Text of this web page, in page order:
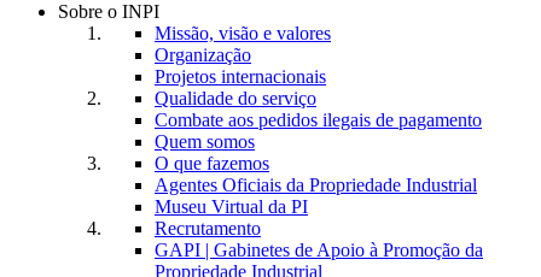
Sobre o INPI
Missão, visão e valores
Organização
Projetos internacionais
Qualidade do serviço
Combate aos pedidos ilegais de pagamento
Quem somos
O que fazemos
Agentes Oficiais da Propriedade Industrial
Museu Virtual da PI
Recrutamento
GAPI | Gabinetes de Apoio à Promoção da
Propriedade Industrial